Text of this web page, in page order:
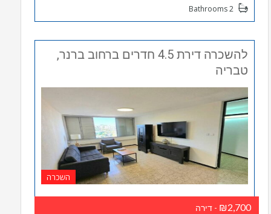
להשכרה דירת 4.5 חדרים ברחוב ברנר,
טבריה
השכרה
₪2,700 - דירה